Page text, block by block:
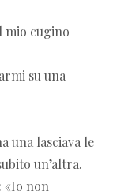
mio cugino
su una
una lasciava le
un’altra.
«Io non